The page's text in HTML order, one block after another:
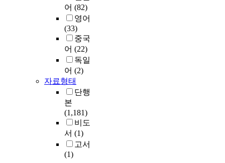
어 (82)
영어
(33)
중국
어 (22)
독일
어 (2)
자료형태
단행
본
(1,181)
비도
서 (1)
고서
(1)